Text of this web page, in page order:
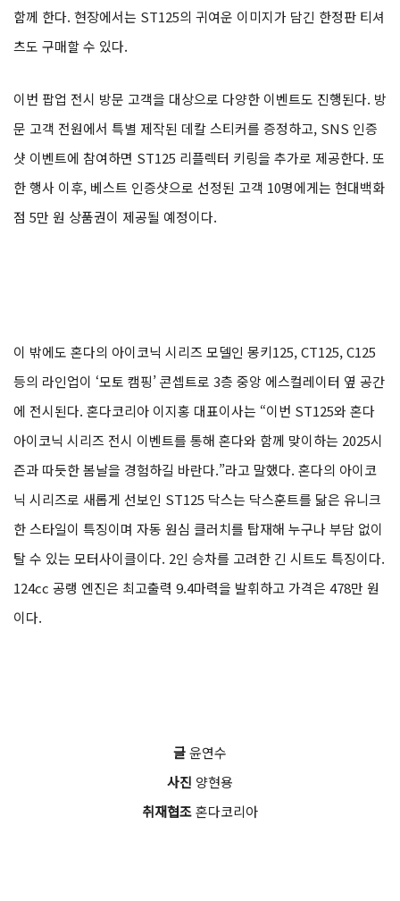
함께 한다. 현장에서는 ST125의 귀여운 이미지가 담긴 한정판 티셔
츠도 구매할 수 있다.
이번 팝업 전시 방문 고객을 대상으로 다양한 이벤트도 진행된다. 방
문 고객 전원에서 특별 제작된 데칼 스티커를 증정하고, SNS 인증
샷 이벤트에 참여하면 ST125 리플렉터 키링을 추가로 제공한다. 또
한 행사 이후, 베스트 인증샷으로 선정된 고객 10명에게는 현대백화
점 5만 원 상품권이 제공될 예정이다.
이 밖에도 혼다의 아이코닉 시리즈 모델인 몽키125, CT125, C125
등의 라인업이 ‘모토 캠핑’ 콘셉트로 3층 중앙 에스컬레이터 옆 공간
에 전시된다. 혼다코리아 이지홍 대표이사는 “이번 ST125와 혼다
아이코닉 시리즈 전시 이벤트를 통해 혼다와 함께 맞이하는 2025시
즌과 따듯한 봄날을 경험하길 바란다.”라고 말했다. 혼다의 아이코
닉 시리즈로 새롭게 선보인 ST125 닥스는 닥스훈트를 닮은 유니크
한 스타일이 특징이며 자동 원심 클러치를 탑재해 누구나 부담 없이
탈 수 있는 모터사이클이다. 2인 승차를 고려한 긴 시트도 특징이다.
124cc 공랭 엔진은 최고출력 9.4마력을 발휘하고 가격은 478만 원
이다.
글윤연수
사진 양현용
취재협조혼다코리아